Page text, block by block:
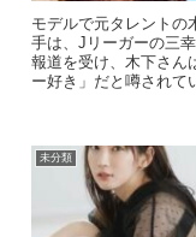
モデルで元タレントの
手は、Jリーガーの三
報道を受け、木下さん
ー好き」だと噂されて
未分類